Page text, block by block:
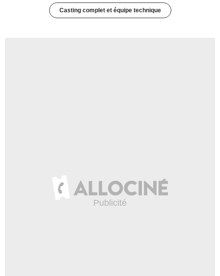
Casting complet et équipe technique